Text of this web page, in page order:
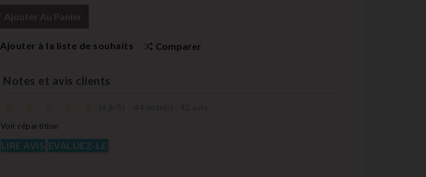
Ajouter à la liste de souhaits Comparer
Notes et avis clients
Voir répartition
LIRE AVIS EVALUEZ-LE